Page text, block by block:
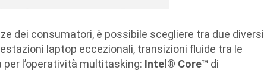
dei consumatori, è possibile scegliere tra due diversi
laptop eccezionali, transizioni fluide tra le
l’operatività multitasking: Intel® Core™ di